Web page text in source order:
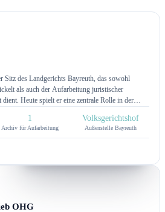
Sitz des Landgerichts Bayreuth, das sowohl
als auch der Aufarbeitung juristischer
dient. Heute spielt er eine zentrale Rolle in der
1
Archiv für Aufarbeitung
Volksgerichtshof
Außenstelle Bayreuth
OHG